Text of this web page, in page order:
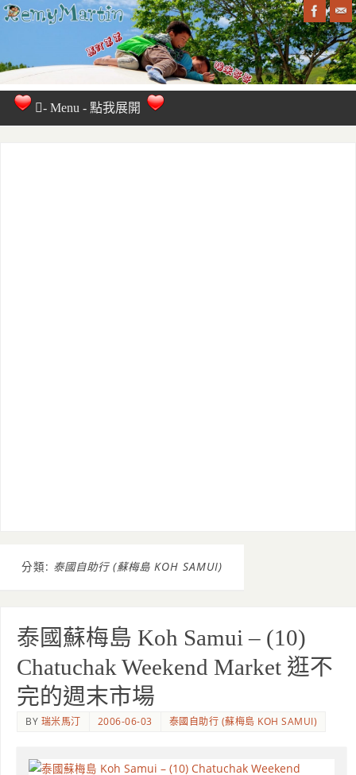
分類: 泰國自助行 (蘇梅島 KOH SAMUI)
泰國蘇梅島 Koh Samui – (10)
Chatuchak Weekend Market 逛不
完的週末市場
BY 瑞米馬汀 2006-06-03 泰國自助行 (蘇梅島 KOH SAMUI)